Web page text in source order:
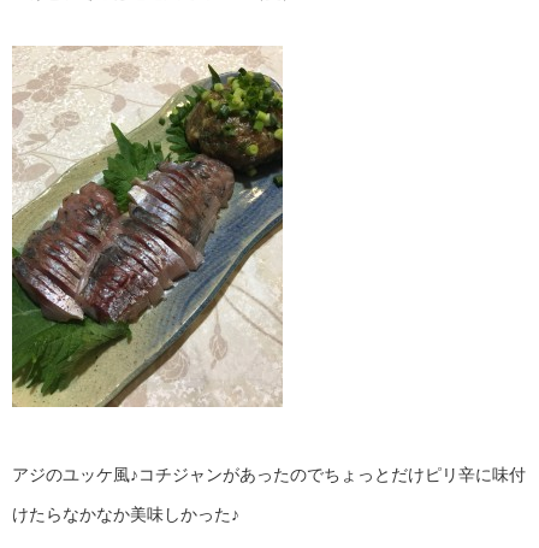
アジのユッケ風♪コチジャンがあったのでちょっとだけピリ辛に味付
けたらなかなか美味しかった♪